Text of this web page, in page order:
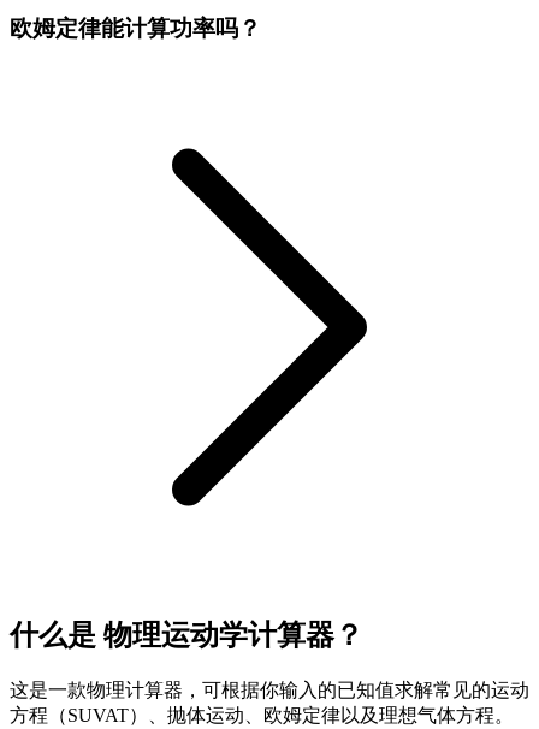
欧姆定律能计算功率吗？
什么是 物理运动学计算器？
这是一款物理计算器，可根据你输入的已知值求解常见的运动
方程（SUVAT）、抛体运动、欧姆定律以及理想气体方程。